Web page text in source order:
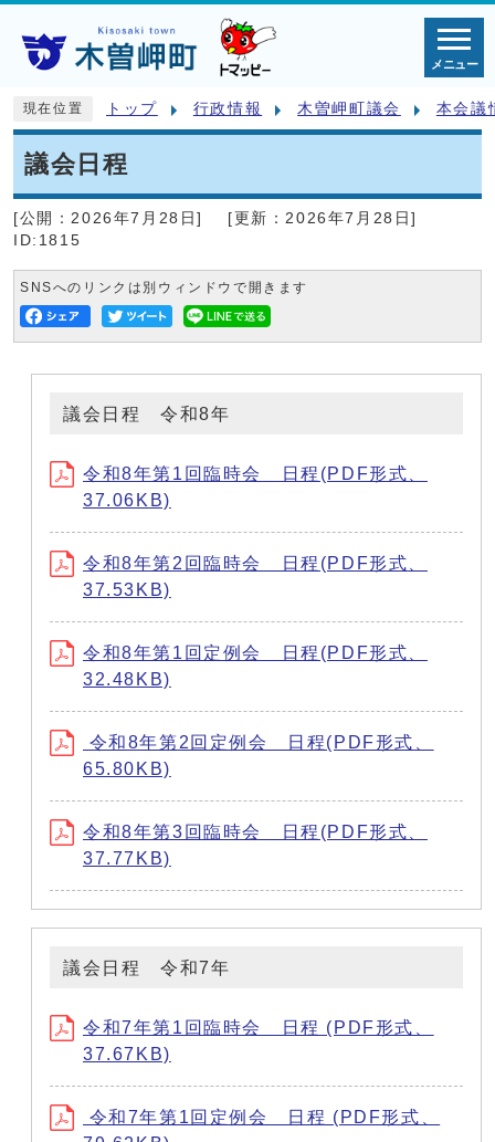
メニュー
現在位置 トップ 行政情報 木曽岬町議会 本会議
議会日程
[公開： 2026年7月28日] [更新： 2026年7月28日]
ID:1815
SNSへのリンクは別ウィンドウで開きます
議会日程 令和8年
令和8年第1回臨時会 日程(PDF形式、
37.06KB)
令和8年第2回臨時会 日程(PDF形式、
37.53KB)
令和8年第1回定例会 日程(PDF形式、
32.48KB)
令和8年第2回定例会 日程(PDF形式、
65.80KB)
令和8年第3回臨時会 日程(PDF形式、
37.77KB)
議会日程 令和7年
令和7年第1回臨時会 日程 (PDF形式、
37.67KB)
令和7年第1回定例会 日程 (PDF形式、